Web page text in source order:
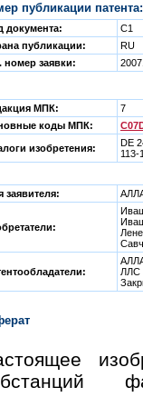
публикации
документа:
C1
публикации:
RU
номер заявки:
МПК:
7
коды МПК:
изобретения:
DE
113-
заявителя:
ЛЛС